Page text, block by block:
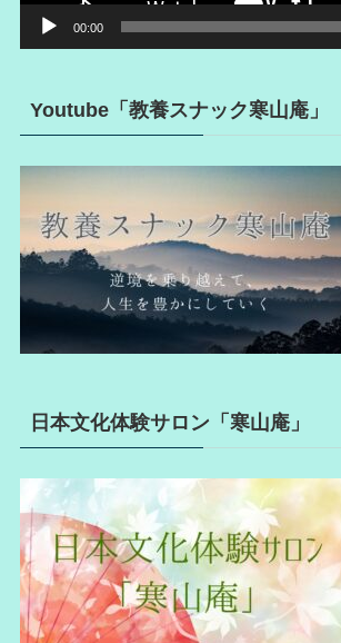
00:00
Youtube「教養スナック寒山庵」
日本文化体験サロン「寒山庵」